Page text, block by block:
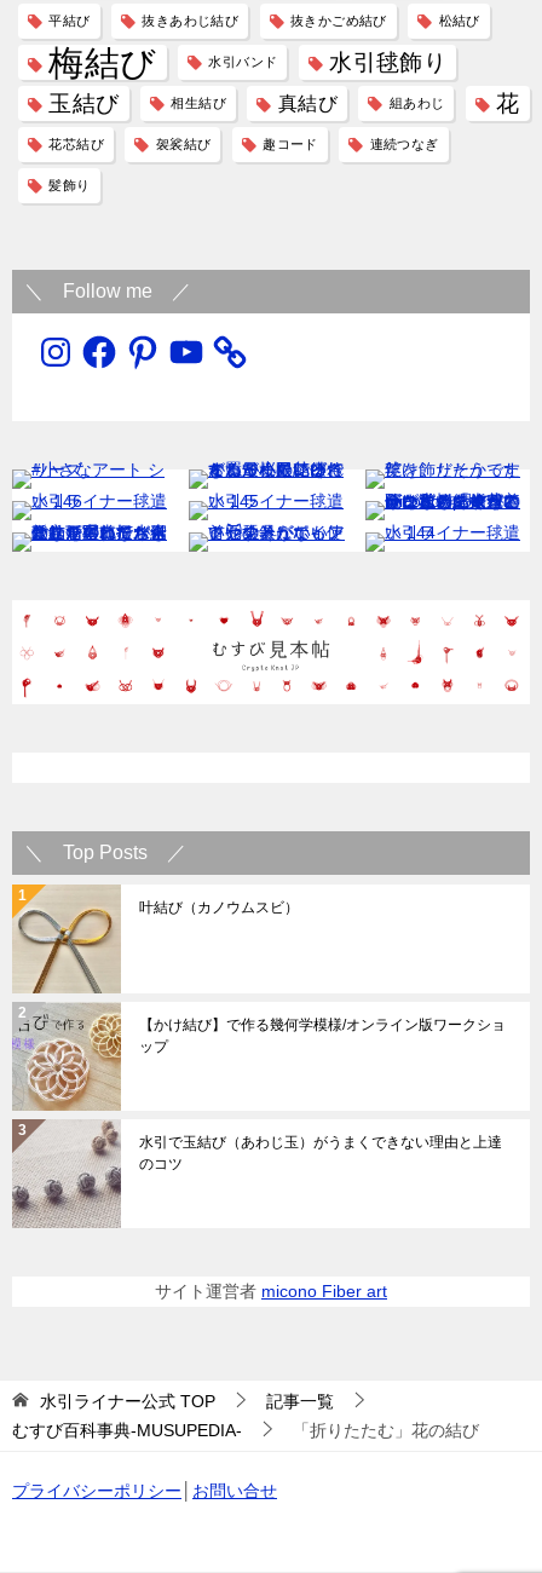
平結び 抜きあわじ結び 抜きかごめ結び 松結び
梅結び 水引バンド
水引毬飾り
玉結び
相生結び 真結び 組あわじ 花
花芯結び 袈裟結び 趣コード 連続つなぎ
髪飾り
＼ Follow me ／
InstagramFacebookPinterestYouTube
＼ Top Posts ／
叶結び（カノウムスビ）
【かけ結び】で作る幾何学模様/オンライン版ワークショ
ップ
水引で玉結び（あわじ玉）がうまくできない理由と上達
のコツ
サイト運営者 micono Fiber art
水引ライナー公式 TOP
記事一覧
むすび百科事典-MUSUPEDIA-
「折りたたむ」花の結び
プライバシーポリシー お問い合せ